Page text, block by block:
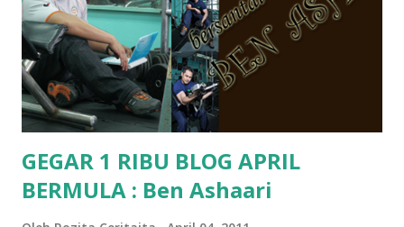
pun tak tau.. pengsan aku bila ingat balik.. aku mula fikir
mungkin sebab abg long sendiri jenis budak yang ada
masalah dyslexia.. tapi minor la.. nanti la aku cerita pasal
dyslexia tu.. lepas tu kami buat keputusan pu...
GEGAR 1 RIBU BLOG APRIL
BERMULA : Ben Ashaari